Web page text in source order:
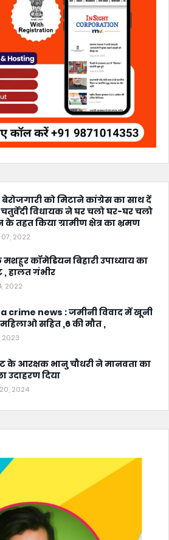
को मिटाने कांग्रेस का साथ दें
विधायक ने घर चलो घर-घर चलो
तहत किया ग्रामीण क्षेत्र का भ्रमण
2022
कॉमेडियन बिहारी उपाध्याय का
, हालत गंभीर
2022
crime news : जमीनी विवाद में खूनी
महिलाओ सहित ,6 की मौत ,
2023
के आरक्षक भानु चौधरी ने मानवता का
उदाहरण दिया
2024